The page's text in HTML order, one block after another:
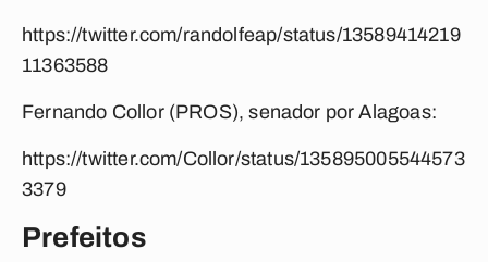
https://twitter.com/randolfeap/status/13589414219
11363588
Fernando Collor(PROS), senador por Alagoas:
https://twitter.com/Collor/status/135895005544573
3379
Prefeitos